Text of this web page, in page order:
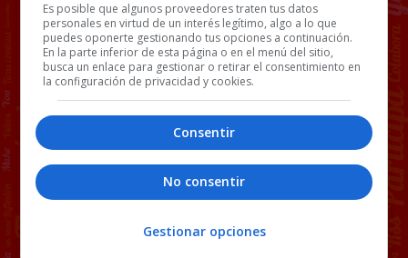
Es posible que algunos proveedores traten tus datos
personales en virtud de un interés legítimo, algo a lo que
puedes oponerte gestionando tus opciones a continuación.
En la parte inferior de esta página o en el menú del sitio,
busca un enlace para gestionar o retirar el consentimiento en
la configuración de privacidad y cookies.
Consentir
No consentir
Gestionar opciones